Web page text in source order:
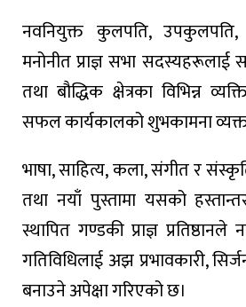
नवनियुक्त कुलपति,
मनोनीत प्राज्ञ सभा सदस्यहरूलाई
तथा बौद्धिक क्षेत्रका विभिन्न
सफल कार्यकालको शुभकामना
भाषा, साहित्य, कला, संगीत र
तथा नयाँ पुस्तामा यसको
स्थापित गण्डकी प्राज्ञ
गतिविधिलाई अझ प्रभावकारी,
बनाउने अपेक्षा गरिएको छ।